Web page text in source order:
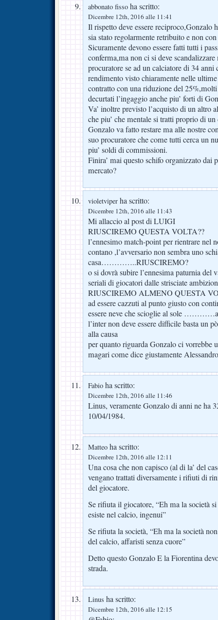
abbonato fisso ha scritto:
Dicembre 12th, 2016 alle 11:41
Il rispetto deve essere reciproco,Gonzalo
sia stato regolarmente retribuito e non
Sicuramente devono essere fatti tutti i
conferma,ma non ci si deve
procuratore se ad un calciatore di 34 anni
rendimento visto chiaramente nelle
contratto con una riduzione del
decurtati l’ingaggio anche piu’ forti di
Va’ inoltre previsto l’acquisto di un altro
che piu’ che mentale si tratti proprio di
Gonzalo va fatto restare ma alle nostre
suo procuratore che come tutti cerca un
piu’ soldi di commissioni.
Finira’ mai questo schifo organizzato dai
mercato?
violetviper ha scritto:
Dicembre 12th, 2016 alle 11:43
Mi allaccio al post di LUIGI
RIUSCIREMO QUESTA VOLTA??
l’ennesimo match-point per rientrare nel
contano ,l’avversario non sembra uno
casa…………..RIUSCIREMO?
o si dovrà subire l’ennesima paturnia del
seriali di giocatori dalle strisciate
RIUSCIREMO ALMENO QUESTA
ad essere cazzuti al punto giusto con
essere neve che scioglie al sole …………a
l’inter non deve essere difficile basta un
alla causa
per quanto riguarda Gonzalo ci vorrebbe
magari come dice giustamente
Fabio ha scritto:
Dicembre 12th, 2016 alle 11:46
Linus, veramente Gonzalo di anni ne ha
10/04/1984.
Matteo ha scritto:
Dicembre 12th, 2016 alle 12:11
Una cosa che non capisco (al di la’ del
vengano trattati diversamente i rifiuti di
del giocatore.
Se rifiuta il giocatore, “Eh ma la società
esiste nel calcio, ingenui”
Se rifiuta la società, “Eh ma la società
del calcio, affaristi senza cuore”
Detto questo Gonzalo E la Fiorentina
strada.
Linus ha scritto:
Dicembre 12th, 2016 alle 12:15